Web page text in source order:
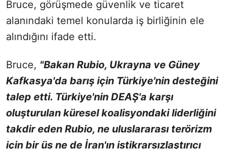
Bruce, görüşmede güvenlik ve ticaret
alanındaki temel konularda iş birliğinin ele
alındığını ifade etti.
Bruce, "Bakan Rubio, Ukrayna ve Güney
Kafkasya'da barış için Türkiye'nin desteğini
talep etti. Türkiye'nin DEAŞ'a karşı
oluşturulan küresel koalisyondaki liderliğini
takdir eden Rubio, ne uluslararası terörizm
için bir üs ne de İran'ın istikrarsızlaştırıcı